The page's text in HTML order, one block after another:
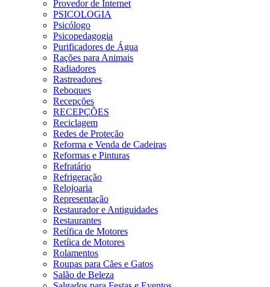
Provedor de Internet
PSICOLOGIA
Psicólogo
Psicopedagogia
Purificadores de Água
Rações para Animais
Radiadores
Rastreadores
Reboques
Recepções
RECEPÇÕES
Reciclagem
Redes de Proteção
Reforma e Venda de Cadeiras
Reformas e Pinturas
Refratário
Refrigeração
Relojoaria
Representação
Restaurador e Antiguidades
Restaurantes
Retífica de Motores
Retíica de Motores
Rolamentos
Roupas para Cães e Gatos
Salão de Beleza